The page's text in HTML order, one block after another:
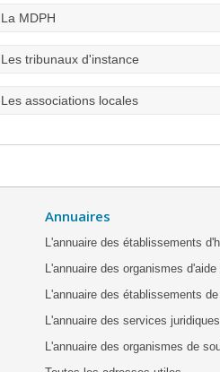
La MDPH
Les tribunaux d'instance
Les associations locales
Annuaires
L'annuaire des établissements
L'annuaire des organismes
L'annuaire des établissements
L'annuaire des services
L'annuaire des organismes de